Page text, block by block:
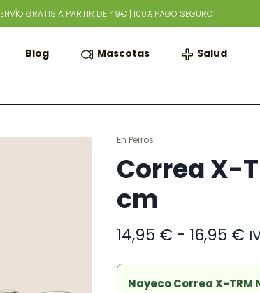
ENVÍO GRATIS A PARTIR DE 49€ | 100% PAGO SEGURO
Blog Mascotas Salud
En Perros
Correa X-
cm
14,95 € - 16,95 €
Nayeco Correa X-TRM